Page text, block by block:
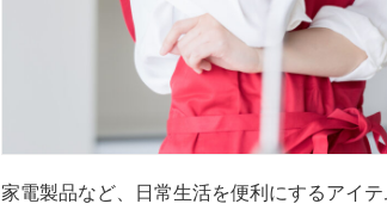
家電製品など、日常生活を便利にするアイ